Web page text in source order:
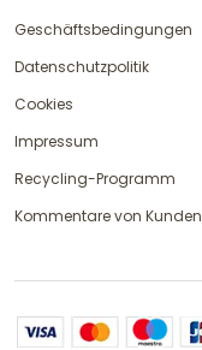
Geschäftsbedingungen
Datenschutzpolitik
Cookies
Impressum
Recycling-Programm
Kommentare von Kunden